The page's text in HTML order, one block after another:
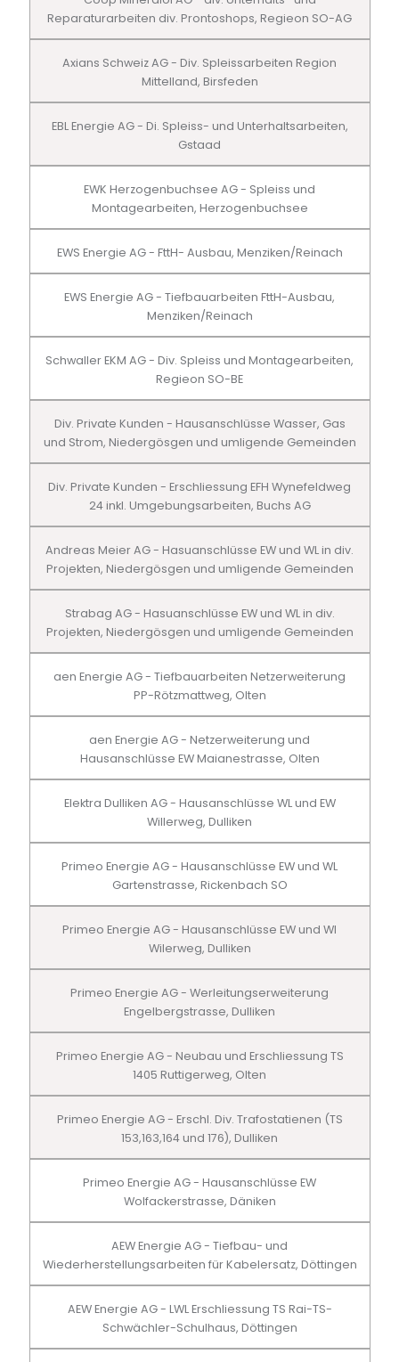
Reparaturarbeiten div. Prontoshops, Regieon SO-AG
Axians Schweiz AG - Div. Spleissarbeiten Region
Mittelland, Birsfeden
EBL Energie AG - Di. Spleiss- und Unterhaltsarbeiten,
Gstaad
EWK Herzogenbuchsee AG - Spleiss und
Montagearbeiten, Herzogenbuchsee
EWS Energie AG - FttH- Ausbau, Menziken/Reinach
EWS Energie AG - Tiefbauarbeiten FttH-Ausbau,
Menziken/Reinach
Schwaller EKM AG - Div. Spleiss und Montagearbeiten,
Regieon SO-BE
Div. Private Kunden - Hausanschlüsse Wasser, Gas
und Strom, Niedergösgen und umligende Gemeinden
Div. Private Kunden - Erschliessung EFH Wynefeldweg
24 inkl. Umgebungsarbeiten, Buchs AG
Andreas Meier AG - Hasuanschlüsse EW und WL in div.
Projekten, Niedergösgen und umligende Gemeinden
Strabag AG - Hasuanschlüsse EW und WL in div.
Projekten, Niedergösgen und umligende Gemeinden
aen Energie AG - Tiefbauarbeiten Netzerweiterung
PP-Rötzmattweg, Olten
aen Energie AG - Netzerweiterung und
Hausanschlüsse EW Maianestrasse, Olten
Elektra Dulliken AG - Hausanschlüsse WL und EW
Willerweg, Dulliken
Primeo Energie AG - Hausanschlüsse EW und WL
Gartenstrasse, Rickenbach SO
Primeo Energie AG - Hausanschlüsse EW und Wl
Wilerweg, Dulliken
Primeo Energie AG - Werleitungserweiterung
Engelbergstrasse, Dulliken
Primeo Energie AG - Neubau und Erschliessung TS
1405 Ruttigerweg, Olten
Primeo Energie AG - Erschl. Div. Trafostatienen (TS
153,163,164 und 176), Dulliken
Primeo Energie AG - Hausanschlüsse EW
Wolfackerstrasse, Däniken
AEW Energie AG - Tiefbau- und
Wiederherstellungsarbeiten für Kabelersatz, Döttingen
AEW Energie AG - LWL Erschliessung TS Rai-TS-
Schwächler-Schulhaus, Döttingen